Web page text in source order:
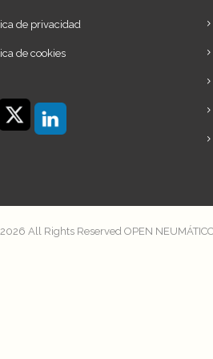
de privacidad
de cookies
2026 All Rights Reserved OPEN